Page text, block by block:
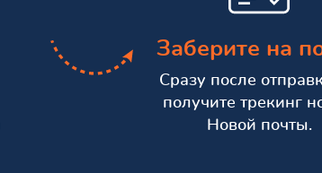
Заберите на
Сразу после
получите трекинг
Новой почты.